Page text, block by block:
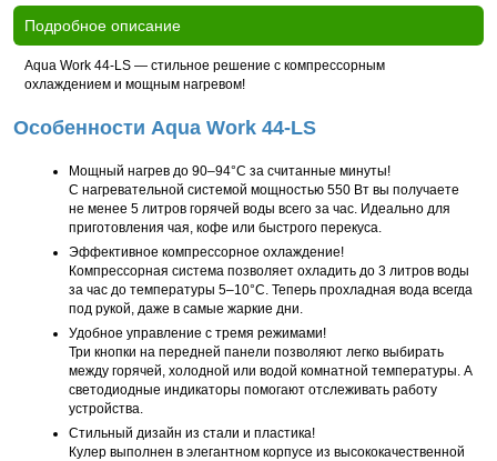
Подробное описание
Aqua Work 44-LS — стильное решение с компрессорным
охлаждением и мощным нагревом!
Особенности Aqua Work 44-LS
Мощный нагрев до 90–94°C за считанные минуты!
С нагревательной системой мощностью 550 Вт вы получаете
не менее 5 литров горячей воды всего за час. Идеально для
приготовления чая, кофе или быстрого перекуса.
Эффективное компрессорное охлаждение!
Компрессорная система позволяет охладить до 3 литров воды
за час до температуры 5–10°C. Теперь прохладная вода всегда
под рукой, даже в самые жаркие дни.
Удобное управление с тремя режимами!
Три кнопки на передней панели позволяют легко выбирать
между горячей, холодной или водой комнатной температуры. А
светодиодные индикаторы помогают отслеживать работу
устройства.
Стильный дизайн из стали и пластика!
Кулер выполнен в элегантном корпусе из высококачественной